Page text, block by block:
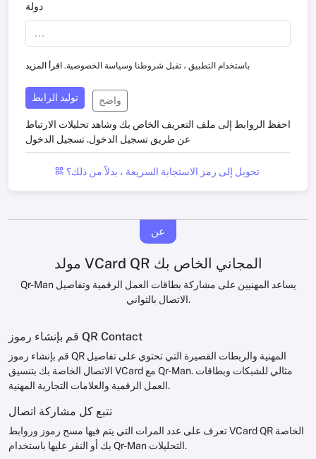
دولة
باستخدام التطبيق ، تقبل شروطنا وسياسة الخصوصية. اقرأ المزيد
توليد الرابط واضح
احفظ الروابط إلى ملف التعريف الخاص بك وشاهد تحليلات الارتباط
عن طريق تسجيل الدخول.تسجيل الدخول
تحويل إلى رمز الاستجابة السريعة ، بدلاً من ذلك؟
عن
مولد VCard QR المجاني الخاص بك
Qr-Man يساعد المهنيين على مشاركة بطاقات العمل الرقمية وتفاصيل
الاتصال بالثواني.
قم بإنشاء رموز QR Contact
قم بإنشاء رموز QR المهنية والربطات القصيرة التي تحتوي على تفاصيل
الاتصال الخاصة بك بتنسيق VCard مع Qr-Man. مثالي للشبكات وبطاقات
العمل الرقمية والعلامات التجارية المهنية.
تتبع كل مشاركة اتصال
تعرف على عدد المرات التي يتم فيها مسح رموز وروابط VCard QR الخاصة
بك أو النقر عليها باستخدام Qr-Man التحليلات.